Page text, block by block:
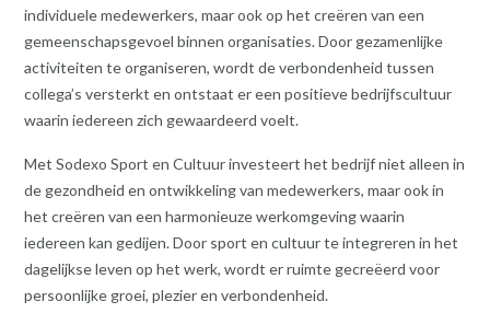
individuele medewerkers, maar ook op het creëren van een
gemeenschapsgevoel binnen organisaties. Door gezamenlijke
activiteiten te organiseren, wordt de verbondenheid tussen
collega’s versterkt en ontstaat er een positieve bedrijfscultuur
waarin iedereen zich gewaardeerd voelt.
Met Sodexo Sport en Cultuur investeert het bedrijf niet alleen in
de gezondheid en ontwikkeling van medewerkers, maar ook in
het creëren van een harmonieuze werkomgeving waarin
iedereen kan gedijen. Door sport en cultuur te integreren in het
dagelijkse leven op het werk, wordt er ruimte gecreëerd voor
persoonlijke groei, plezier en verbondenheid.